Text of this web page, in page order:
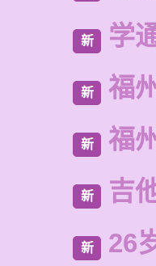
新 学
新 福
新 福
新 吉
新 26